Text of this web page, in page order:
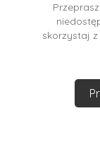
skorzystaj z